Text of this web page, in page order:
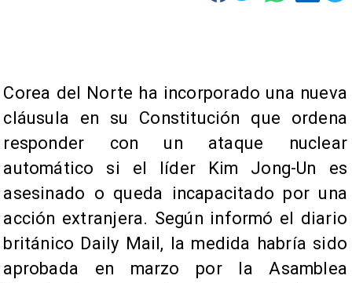
Corea del Norte ha incorporado una nueva
cláusula en su Constitución que ordena
responder con un ataque nuclear
automático si el líder Kim Jong-Un es
asesinado o queda incapacitado por una
acción extranjera. Según informó el diario
británico Daily Mail, la medida habría sido
aprobada en marzo por la Asamblea